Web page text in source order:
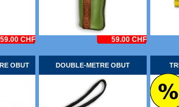
59.00 CHF 59.00 CHF
OBUT DOUBLE-METRE OBUT